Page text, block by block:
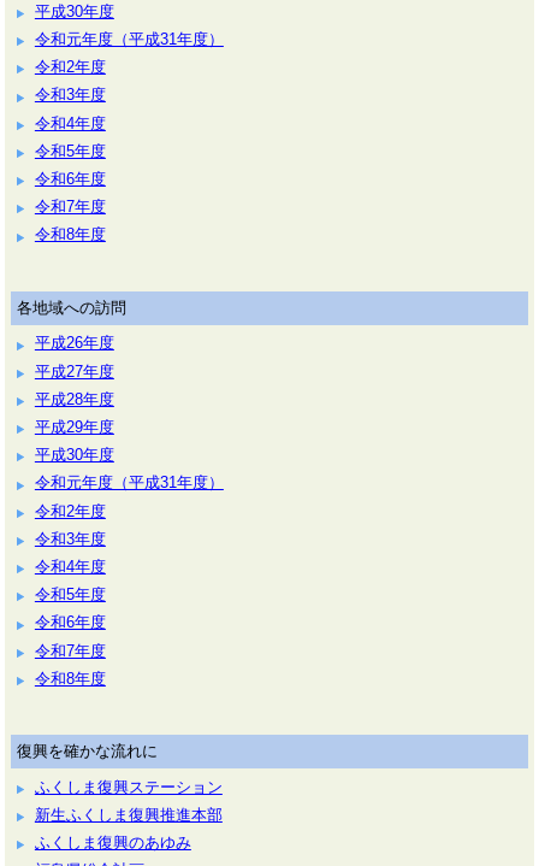
平成30年度
令和元年度（平成31年度）
令和2年度
令和3年度
令和4年度
令和5年度
令和6年度
令和7年度
令和8年度
各地域への訪問
平成26年度
平成27年度
平成28年度
平成29年度
平成30年度
令和元年度（平成31年度）
令和2年度
令和3年度
令和4年度
令和5年度
令和6年度
令和7年度
令和8年度
復興を確かな流れに
ふくしま復興ステーション
新生ふくしま復興推進本部
ふくしま復興のあゆみ